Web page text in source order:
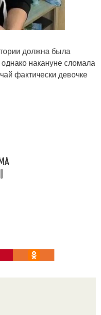
должна была
накануне сломала
фактически девочке